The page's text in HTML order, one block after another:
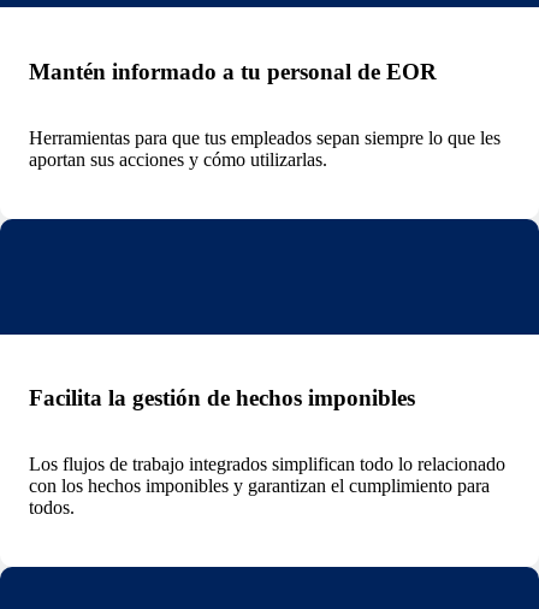
Mantén informado a tu personal de EOR
Herramientas para que tus empleados sepan siempre lo que les
aportan sus acciones y cómo utilizarlas.
Facilita la gestión de hechos imponibles
Los flujos de trabajo integrados simplifican todo lo relacionado
con los hechos imponibles y garantizan el cumplimiento para
todos.